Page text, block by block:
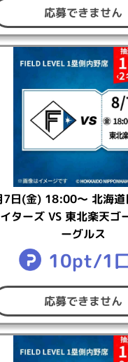
ャンペーン期間】
期間：2026年6月23
発表：2026年7月16
募につかえるポイント
の対象ミッションを
野球スピリッツAのミッショ
ントの獲得状況は「応
リのミッションを達成
募方法】
キャンペーンはコナミ
フォーム内の「上記応
し込みください。
でご応募いただけ
するポイントの種類は
応募できません
7日(金) 18:00～ 北海道
ターズ VS 東北楽天ゴ
ーグルス
10pt/1
応募できません